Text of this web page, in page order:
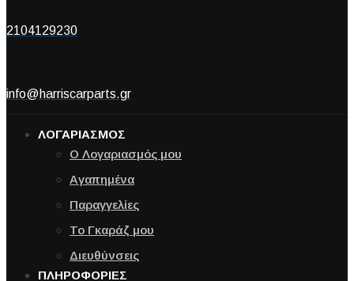
2104129230
info@harriscarparts.gr
ΛΟΓΑΡΙΑΣΜΟΣ
Ο Λογαριασμός μου
Αγαπημένα
Παραγγελίες
Το Γκαράζ μου
Διευθύνσεις
ΠΛΗΡΟΦΟΡΙΕΣ